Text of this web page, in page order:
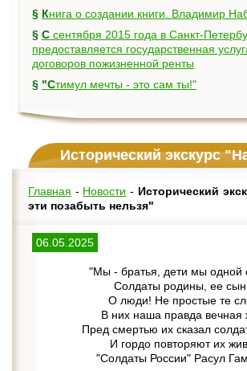
§
Книга о создании книги. Владимир
§ С сентября 2015 года в Санкт-Петербурге
предоставляется государственная
договоров пожизненной ренты
§
"Стимул мечты - это сам ты!"
Исторический экскурс "Нам дороги эти
Главная - Новости - Исторический
эти позабыть нельзя"
06.05.2025
"Мы - братья, дети мы одной
Солдаты родины, ее
О люди! Не простые те
В них наша правда вечная
Пред смертью их сказал
И гордо повторяют их
"Солдаты России" Расул